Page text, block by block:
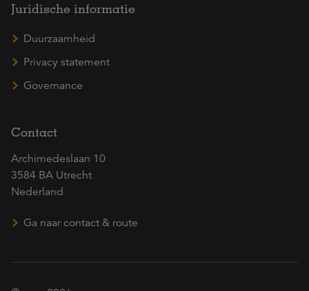
Juridische informatie
Duurzaamheid
Privacy statement
Governance
Contact
Archimedeslaan 10
3584 BA Utrecht
Nederland
Ga naar contact & route